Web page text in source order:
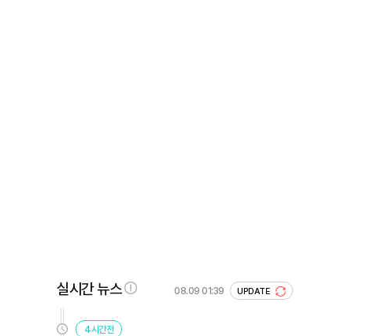
실시간 뉴스 08.09 01:39 UPDATE
4시간전